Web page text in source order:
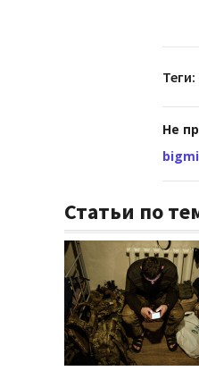
Теги:
Не
Статьи по